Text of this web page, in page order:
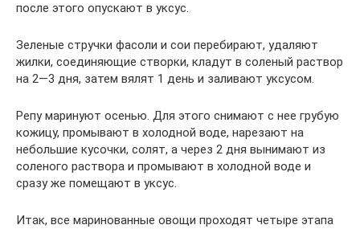
после этого опускают в уксус.
Зеленые стручки фасоли и сои перебирают, удаляют
жилки, соединяющие створки, кладут в соленый раствор
на 2—3 дня, затем вялят 1 день и заливают уксусом.
Репу маринуют осенью. Для этого снимают с нее грубую
кожицу, промывают в холодной воде, нарезают на
небольшие кусочки, солят, а через 2 дня вынимают из
соленого раствора и промывают в холодной воде и
сразу же помещают в уксус.
Итак, все маринованные овощи проходят четыре этапа